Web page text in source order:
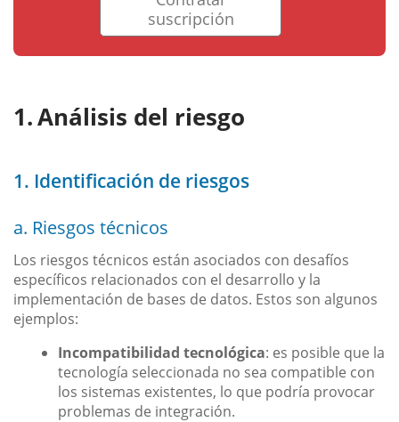
suscripción
Análisis del riesgo
1. Identificación de riesgos
a. Riesgos técnicos
Los riesgos técnicos están asociados con desafíos
específicos relacionados con el desarrollo y la
implementación de bases de datos. Estos son algunos
ejemplos:
Incompatibilidad tecnológica: es posible que la
tecnología seleccionada no sea compatible con
los sistemas existentes, lo que podría provocar
problemas de integración.